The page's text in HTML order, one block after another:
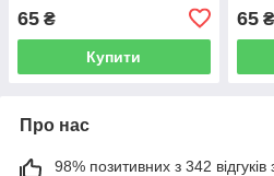
65 ₴
Купити
65
Про нас
98% позитивних з 342 відгуків